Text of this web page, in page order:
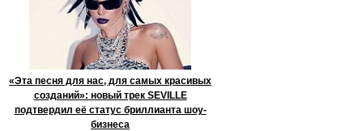
«Эта песня для нас, для самых красивых
созданий»: новый трек SEVILLE
подтвердил её статус бриллианта шоу-
бизнеса